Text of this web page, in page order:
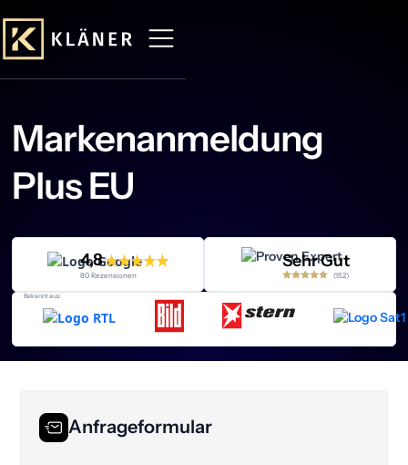
Markenanmeldung
Plus EU
4,8
80 Rezensionen
Sehr Gut
(152)
Bekannt aus:
Anfrageformular